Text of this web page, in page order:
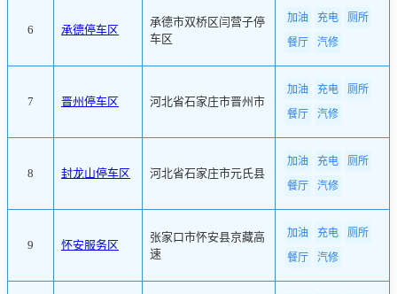
6 承德停车区
承德市双桥区闫营子停
车区
加油 充电
厕所
餐厅
汽修
7 晋州停车区 河北省石家庄市晋州市
加油 充电
厕所
餐厅
汽修
8 封龙山停车区 河北省石家庄市元氏县
加油 充电
厕所
餐厅
汽修
9 怀安服务区
张家口市怀安县京藏高
速
加油 充电
厕所
餐厅
汽修